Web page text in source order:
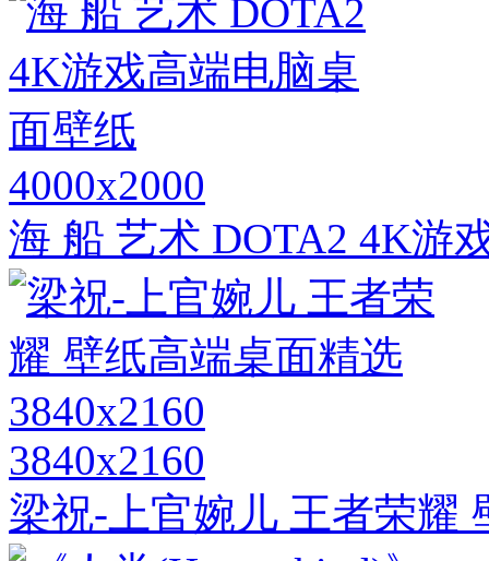
4000x2000
海 船 艺术 DOTA2 4K游
3840x2160
梁祝-上官婉儿 王者荣耀